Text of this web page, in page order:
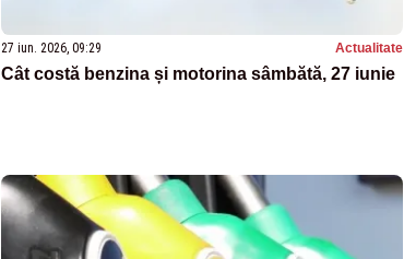
27 iun. 2026, 09:29 Actualitate
Cât costă benzina și motorina sâmbătă, 27 iunie